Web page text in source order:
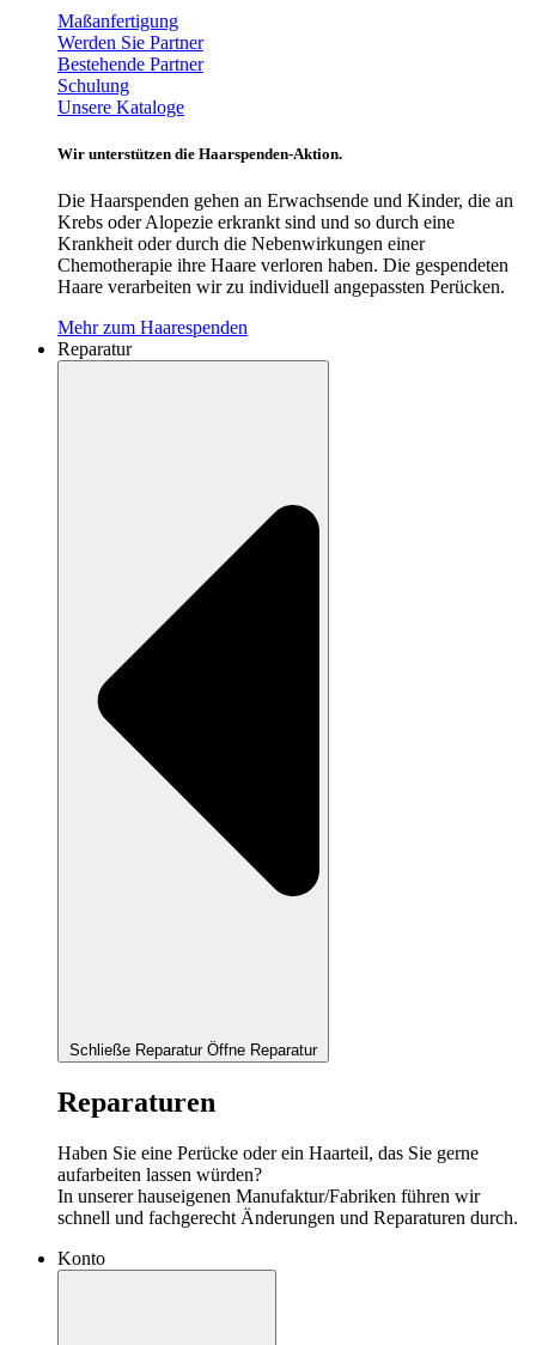
Maßanfertigung
Werden Sie Partner
Bestehende Partner
Schulung
Unsere Kataloge
Wir unterstützen die Haarspenden-Aktion.
Die Haarspenden gehen an Erwachsende und Kinder, die an
Krebs oder Alopezie erkrankt sind und so durch eine
Krankheit oder durch die Nebenwirkungen einer
Chemotherapie ihre Haare verloren haben. Die gespendeten
Haare verarbeiten wir zu individuell angepassten Perücken.
Mehr zum Haarespenden
Reparatur
Schließe Reparatur Öffne Reparatur
Reparaturen
Haben Sie eine Perücke oder ein Haarteil, das Sie gerne
aufarbeiten lassen würden?
In unserer hauseigenen Manufaktur/Fabriken führen wir
schnell und fachgerecht Änderungen und Reparaturen durch.
Konto